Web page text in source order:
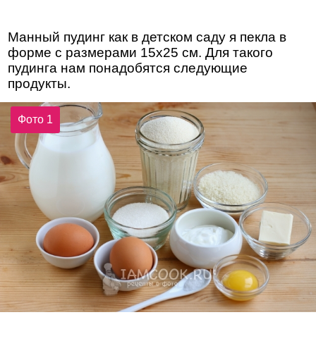
Манный пудинг как в детском саду я пекла в
форме с размерами 15x25 см. Для такого
пудинга нам понадобятся следующие
продукты.
Фото 1